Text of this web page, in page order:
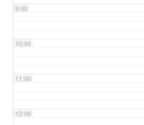
9:00
10:00
11:00
12:00